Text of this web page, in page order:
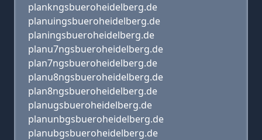
plankngsbueroheidelberg.de
planuingsbueroheidelberg.de
planingsbueroheidelberg.de
planu7ngsbueroheidelberg.de
plan7ngsbueroheidelberg.de
planu8ngsbueroheidelberg.de
plan8ngsbueroheidelberg.de
planugsbueroheidelberg.de
planunbgsbueroheidelberg.de
planubgsbueroheidelberg.de